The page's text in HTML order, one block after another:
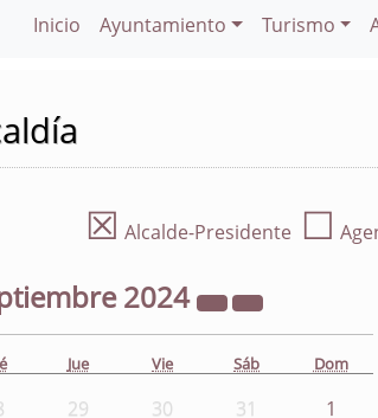
Inicio Ayuntamiento Turismo
☒ Alcalde-Presidente ☐
2024
Jue Vie Sáb Dom
29 30 31 1